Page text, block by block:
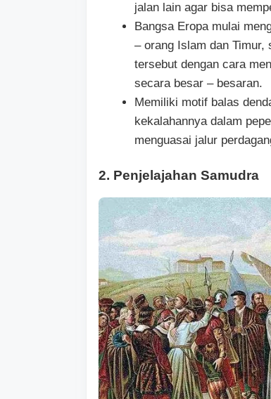
jalan lain agar bisa
Bangsa Eropa mulai
– orang Islam dan Timur,
tersebut dengan cara
secara besar – besaran.
Memiliki motif balas
kekalahannya dalam
menguasai jalur
2. Penjelajahan Samudra